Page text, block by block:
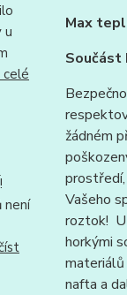
u
není
Max
Součást
žádném
Vašeho
roztok!
horkými
materiálů
nafta a